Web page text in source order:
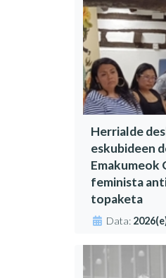
Herrialde
eskubideen
Emakumeok
feminista
topaketa
Data: